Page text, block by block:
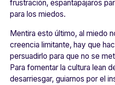
frustración, espantapájaros
para los miedos.
Mentira esto último, al miedo
creencia limitante, hay que
persuadirlo para que no se
Para fomentar la cultura lean
desarriesgar, guiarnos por el